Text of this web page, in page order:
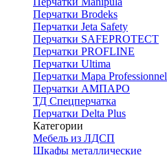
Перчатки Brodeks
Перчатки Jeta Safety
Перчатки SAFEPROTECT
Перчатки PROFLINE
Перчатки Ultima
Перчатки Мара Professionnel
Перчатки АМПАРО
ТД Спецперчатка
Перчатки Delta Plus
Категории
Мебель из ЛДСП
Шкафы металлические